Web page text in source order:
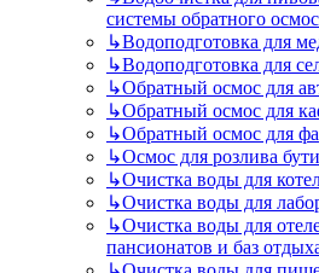
системы обратного
↳Водоподготовка для
↳Водоподготовка для
↳Обратный осмос для
↳Обратный осмос для
↳Обратный осмос для
↳Осмос для розлива
↳Очистка воды для
↳Очистка воды для
↳Очистка воды для
пансионатов и баз